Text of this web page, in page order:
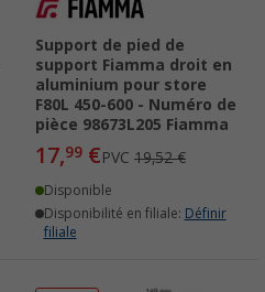
Support de pied de
support Fiamma droit en
aluminium pour store
F80L 450-600 - Numéro de
pièce 98673L205 Fiamma
17,99 €PVC 19,52 €
Disponible
Disponibilité en filiale: Définir
filiale